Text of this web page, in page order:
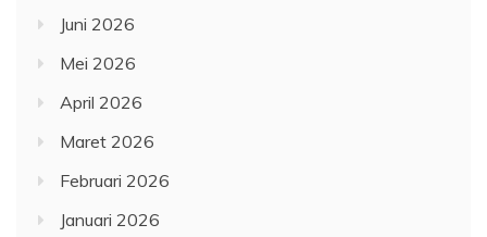
Juni 2026
Mei 2026
April 2026
Maret 2026
Februari 2026
Januari 2026